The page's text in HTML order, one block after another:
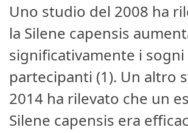
Uno studio del 2008 ha
la Silene capensis
significativamente i sogni
partecipanti (1). Un altro
2014 ha rilevato che un
Silene capensis era